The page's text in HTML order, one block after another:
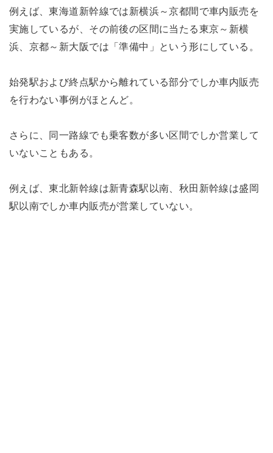
例えば、東海道新幹線では新横浜～京都間で車内販売を
実施しているが、その前後の区間に当たる東京～新横
浜、京都～新大阪では「準備中」という形にしている。
始発駅および終点駅から離れている部分でしか車内販売
を行わない事例がほとんど。
さらに、同一路線でも乗客数が多い区間でしか営業して
いないこともある。
例えば、東北新幹線は新青森駅以南、秋田新幹線は盛岡
駅以南でしか車内販売が営業していない。